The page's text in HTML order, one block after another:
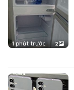
1 phút trước 2